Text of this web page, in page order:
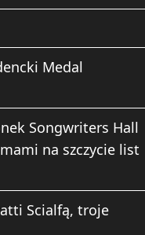
Medal
Songwriters Hall
na szczycie list
Scialfą, troje